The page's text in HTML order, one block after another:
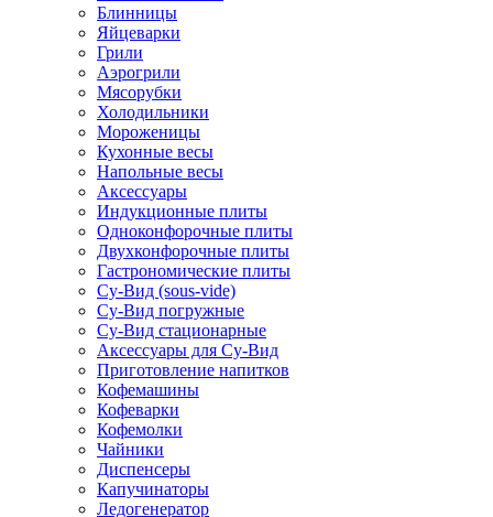
Блинницы
Яйцеварки
Грили
Аэрогрили
Мясорубки
Холодильники
Мороженицы
Кухонные весы
Напольные весы
Аксессуары
Индукционные плиты
Одноконфорочные плиты
Двухконфорочные плиты
Гастрономические плиты
Су-Вид (sous-vide)
Су-Вид погружные
Су-Вид стационарные
Аксессуары для Су-Вид
Приготовление напитков
Кофемашины
Кофеварки
Кофемолки
Чайники
Диспенсеры
Капучинаторы
Ледогенератор